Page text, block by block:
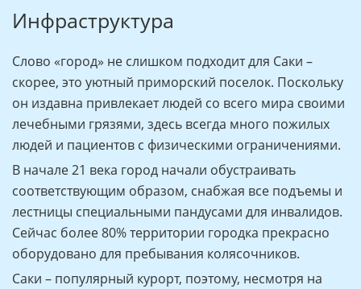
Инфраструктура
Слово «город» не слишком подходит для Саки –
скорее, это уютный приморский поселок. Поскольку
он издавна привлекает людей со всего мира своими
лечебными грязями, здесь всегда много пожилых
людей и пациентов с физическими ограничениями.
В начале 21 века город начали обустраивать
соответствующим образом, снабжая все подъемы и
лестницы специальными пандусами для инвалидов.
Сейчас более 80% территории городка прекрасно
оборудовано для пребывания колясочников.
Саки – популярный курорт, поэтому, несмотря на